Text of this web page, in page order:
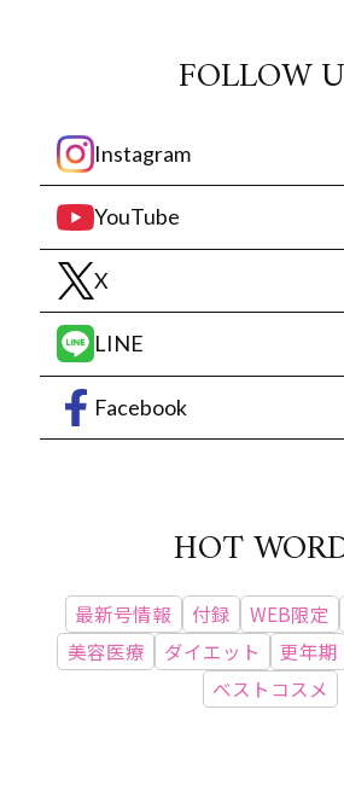
FOLLOW
Instagram
YouTube
X
LINE
Facebook
HOT
最新号情報 付録 WEB限定
美容医療
ダイエット 更年期
ベストコスメ